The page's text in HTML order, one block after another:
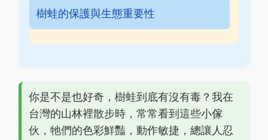
樹蛙的保護與生態重要性
你是不是也好奇，樹蛙到底有沒有毒？我在
台灣的山林裡散步時，常常看到這些小傢
伙，牠們的色彩鮮豔，動作敏捷，總讓人忍